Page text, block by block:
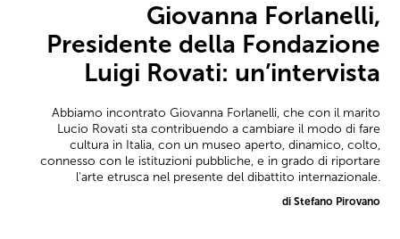
Giovanna Forlanelli,
Presidente della Fondazione
Luigi Rovati: un’intervista
Abbiamo incontrato Giovanna Forlanelli, che con il marito
Lucio Rovati sta contribuendo a cambiare il modo di fare
cultura in Italia, con un museo aperto, dinamico, colto,
connesso con le istituzioni pubbliche, e in grado di riportare
l'arte etrusca nel presente del dibattito internazionale.
di Stefano Pirovano